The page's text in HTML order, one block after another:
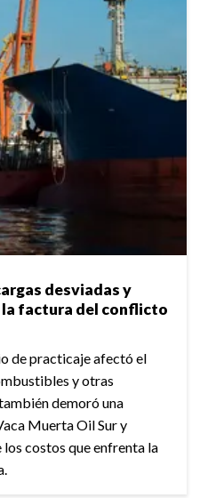
desviadas y
factura del conflicto
de practicaje afectó el
y otras
demoró una
Muerta Oil Sur y
costos que enfrenta la